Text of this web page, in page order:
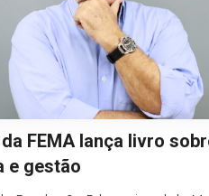
FEMA lança livro
e gestão